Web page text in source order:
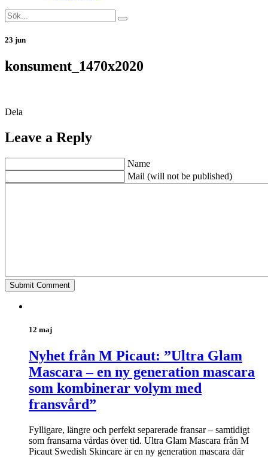
23 jun
konsument_1470x2020
Dela
Leave a Reply
Name
Mail (will not be published)
12 maj
Nyhet från M Picaut: ”Ultra Glam
Mascara – en ny generation mascara
som kombinerar volym med
fransvård”
Fylligare, längre och perfekt separerade fransar – samtidigt
som fransarna vårdas över tid. Ultra Glam Mascara från M
Picaut Swedish Skincare är en ny generation mascara där